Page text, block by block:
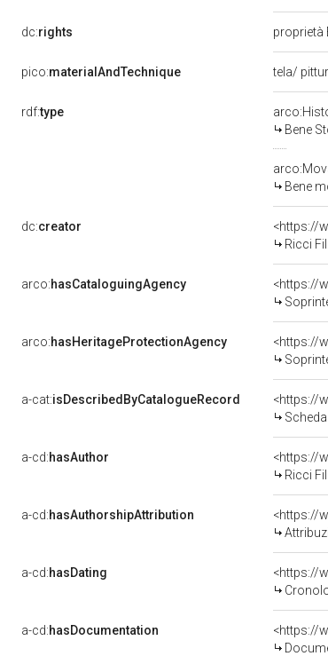
dc:rights proprietà
pico:materialAndTechnique tela/
rdf:type
Bene
Bene
dc:creator
<https://
Ricci
arco:hasCataloguingAgency
<https://
arco:hasHeritageProtectionAgency
<https://
a-cat:isDescribedByCatalogueRecord
<https://
a-cd:hasAuthor
<https://
Ricci
a-cd:hasAuthorshipAttribution
<https://
a-cd:hasDating
<https://
a-cd:hasDocumentation
<https://